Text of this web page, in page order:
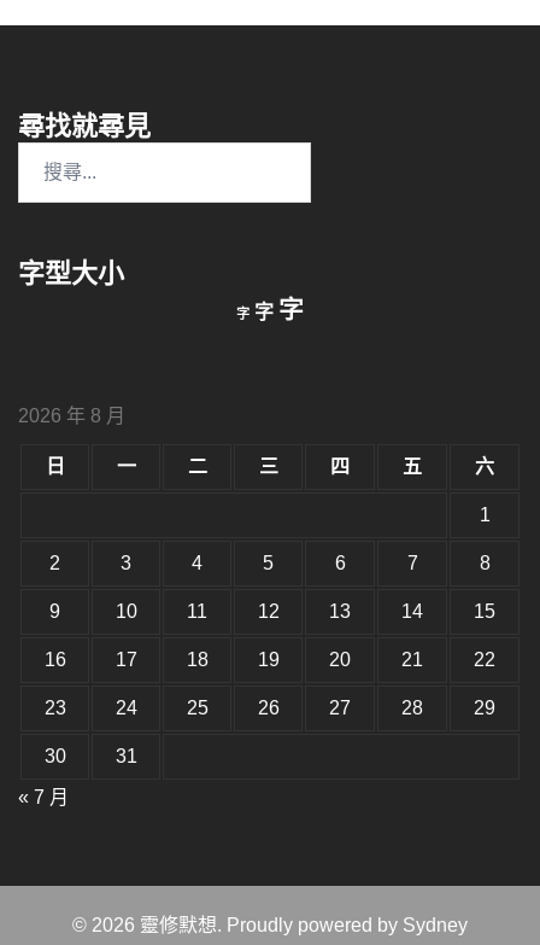
尋找就尋見
字:
字型大小
字 小
字重
小。
字放
2026 年 8 月
日 一 二 三 四 五 六
1
2 3 4 5 6 7 8
9 10 11 12 13 14 15
16 17 18 19 20 21 22
23 24 25 26 27 28 29
30
31
« 7 月
© 2026 靈修默想. Proudly powered by Sydney